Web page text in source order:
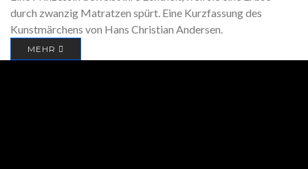
durch zwanzig Matratzen spürt. Eine Kurzfassung des
Kunstmärchens von Hans Christian Andersen.
MEHR